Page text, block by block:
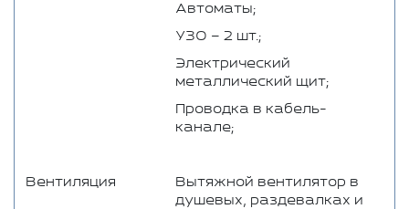
Автоматы;
УЗО – 2 шт.;
Электрический
металлический щит;
Проводка в кабель-
канале;
Вентиляция
Вытяжной вентилятор в
душевых, раздевалках и